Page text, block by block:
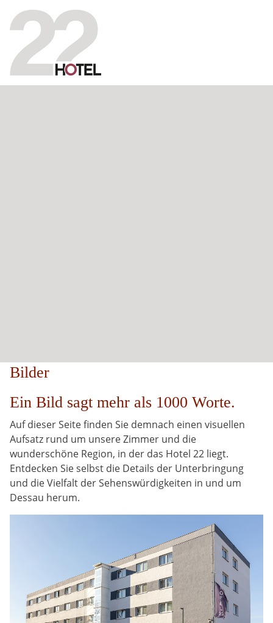
Bilder
Ein Bild sagt mehr als 1000 Worte.
Auf dieser Seite finden Sie demnach einen visuellen
Aufsatz rund um unsere Zimmer und die
wunderschöne Region, in der das Hotel 22 liegt.
Entdecken Sie selbst die Details der Unterbringung
und die Vielfalt der Sehenswürdigkeiten in und um
Dessau herum.